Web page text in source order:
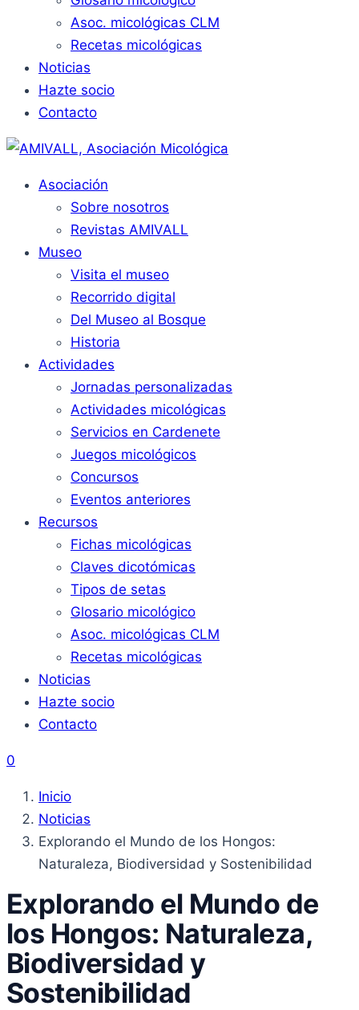
Asoc. micológicas CLM
Recetas micológicas
Noticias
Hazte socio
Contacto
Asociación
Sobre nosotros
Revistas AMIVALL
Museo
Visita el museo
Recorrido digital
Del Museo al Bosque
Historia
Actividades
Jornadas personalizadas
Actividades micológicas
Servicios en Cardenete
Juegos micológicos
Concursos
Eventos anteriores
Recursos
Fichas micológicas
Claves dicotómicas
Tipos de setas
Glosario micológico
Asoc. micológicas CLM
Recetas micológicas
Noticias
Hazte socio
Contacto
0
Inicio
Noticias
Explorando el Mundo de los Hongos:
Naturaleza, Biodiversidad y Sostenibilidad
Explorando el Mundo de
los Hongos: Naturaleza,
Biodiversidad y
Sostenibilidad